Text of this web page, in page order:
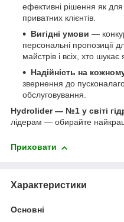
ефективні рішення як для
приватних клієнтів.
Вигідні умови —
персональні пропозиції
майстрів і всіх, хто шукає
Надійність на
звернення до
обслуговування.
Hydrolider — №1 у світі
лідерам — обирайте
Приховати
Характеристики
Основні